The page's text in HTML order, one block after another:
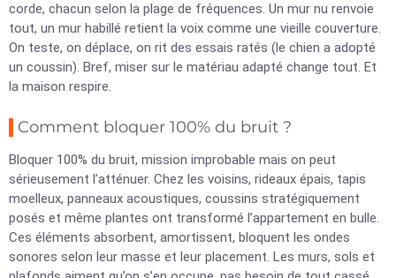
corde, chacun selon la plage de fréquences. Un mur nu renvoie
tout, un mur habillé retient la voix comme une vieille couverture.
On teste, on déplace, on rit des essais ratés (le chien a adopté
un coussin). Bref, miser sur le matériau adapté change tout. Et
la maison respire.
Comment bloquer 100% du bruit ?
Bloquer 100% du bruit, mission improbable mais on peut
sérieusement l’atténuer. Chez les voisins, rideaux épais, tapis
moelleux, panneaux acoustiques, coussins stratégiquement
posés et même plantes ont transformé l’appartement en bulle.
Ces éléments absorbent, amortissent, bloquent les ondes
sonores selon leur masse et leur placement. Les murs, sols et